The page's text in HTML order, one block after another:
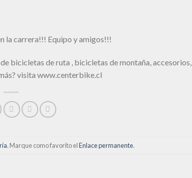
la carrera!!! Equipo y amigos!!!
bicicletas de ruta , bicicletas de montaña, accesorios,
visita www.centerbike.cl
. Marque como favorito elEnlace permanente.